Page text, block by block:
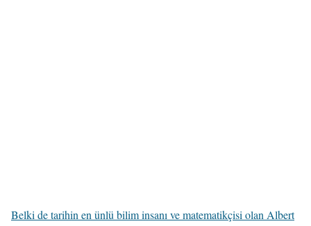
Belki de tarihin en ünlü bilim insanı ve matematikçisi olan Albert